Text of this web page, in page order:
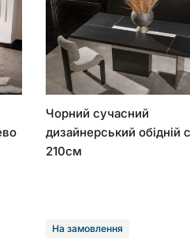
Чорний сучасний
дизайнерський обідній
210см
На замовлення